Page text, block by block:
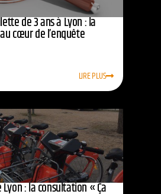
de 3 ans à Lyon : la
cœur de l’enquête
LIRE PLUS
: la consultation « Ça